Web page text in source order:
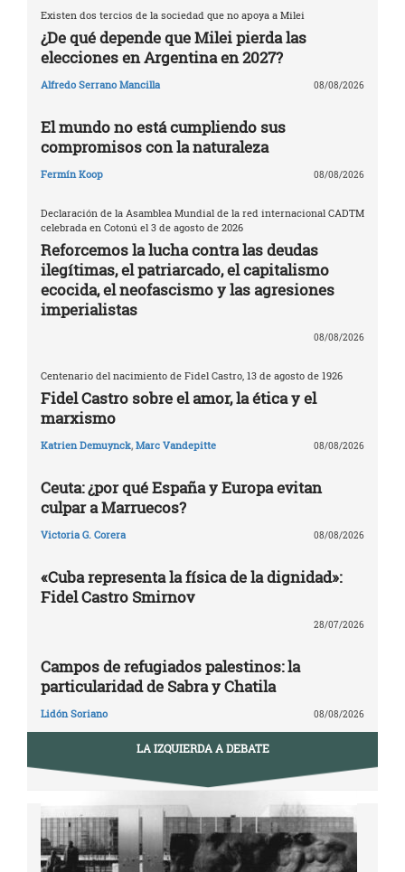
Existen dos tercios de la sociedad que no apoya a Milei
¿De qué depende que Milei pierda las
elecciones en Argentina en 2027?
Alfredo Serrano Mancilla 08/08/2026
El mundo no está cumpliendo sus
compromisos con la naturaleza
Fermín Koop 08/08/2026
Declaración de la Asamblea Mundial de la red internacional CADTM
celebrada en Cotonú el 3 de agosto de 2026
Reforcemos la lucha contra las deudas
ilegítimas, el patriarcado, el capitalismo
ecocida, el neofascismo y las agresiones
imperialistas
08/08/2026
Centenario del nacimiento de Fidel Castro, 13 de agosto de 1926
Fidel Castro sobre el amor, la ética y el
marxismo
Katrien Demuynck, Marc Vandepitte 08/08/2026
Ceuta: ¿por qué España y Europa evitan
culpar a Marruecos?
Victoria G. Corera 08/08/2026
«Cuba representa la física de la dignidad»:
Fidel Castro Smirnov
28/07/2026
Campos de refugiados palestinos: la
particularidad de Sabra y Chatila
Lidón Soriano 08/08/2026
LA IZQUIERDA A DEBATE